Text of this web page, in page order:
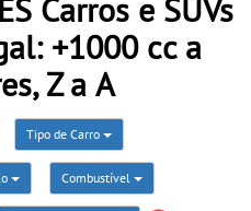
Carros e SUVs
+1000 cc a
Z a A
Tipo de Carro
Combustível